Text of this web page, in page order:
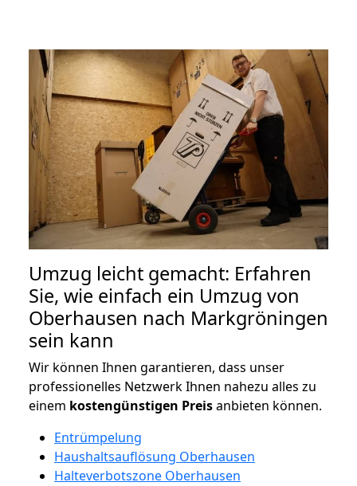
Umzug leicht gemacht: Erfahren
Sie, wie einfach ein Umzug von
Oberhausen nach Markgröningen
sein kann
Wir können Ihnen garantieren, dass unser
professionelles Netzwerk Ihnen nahezu alles zu
einem kostengünstigen Preisanbieten können.
Entrümpelung
Haushaltsauflösung Oberhausen
Halteverbotszone Oberhausen